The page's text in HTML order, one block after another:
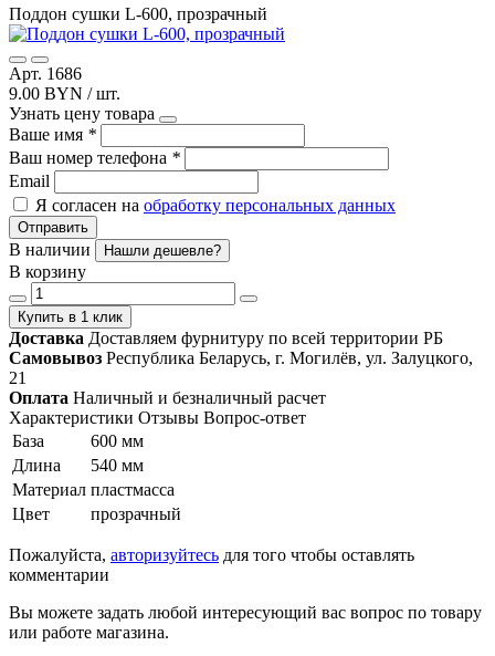
Поддон сушки L-600, прозрачный
Арт. 1686
9.00 BYN / шт.
Узнать цену товара
Ваше имя *
Ваш номер телефона *
Email
Я согласен на обработку персональных данных
Отправить
В наличии Нашли дешевле?
В корзину
Купить в 1 клик
Доставка Доставляем фурнитуру по всей территории РБ
Самовывоз Республика Беларусь, г. Могилёв, ул. Залуцкого,
21
Оплата Наличный и безналичный расчет
Характеристики Отзывы Вопрос-ответ
База
600 мм
Длина
540 мм
Материал пластмасса
Цвет
прозрачный
Пожалуйста, авторизуйтесь для того чтобы оставлять
комментарии
Вы можете задать любой интересующий вас вопрос по товару
или работе магазина.